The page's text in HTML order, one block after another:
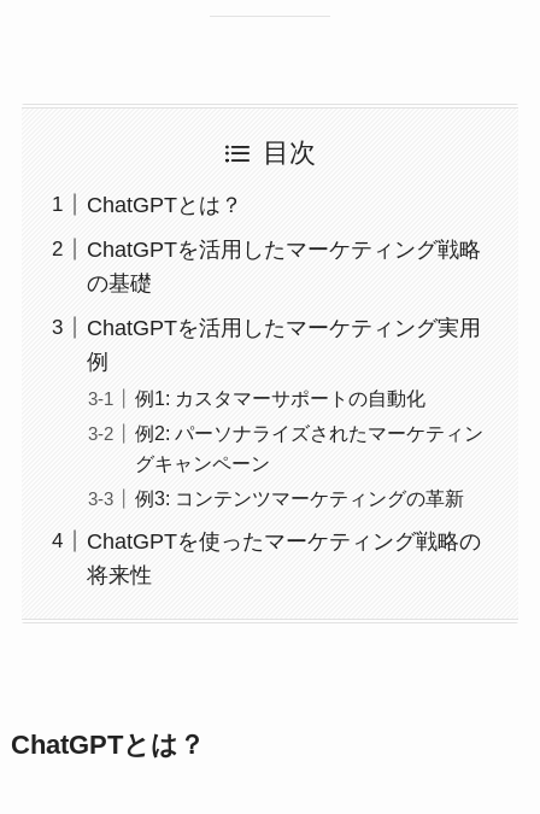
目次
ChatGPTとは？
ChatGPTを活用したマーケティング戦略
の基礎
ChatGPTを活用したマーケティング実用
例
例1: カスタマーサポートの自動化
例2: パーソナライズされたマーケティン
グキャンペーン
例3: コンテンツマーケティングの革新
ChatGPTを使ったマーケティング戦略の
将来性
ChatGPTとは？